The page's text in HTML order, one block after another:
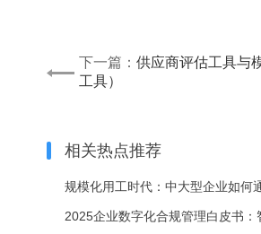
下一篇： 供应商评估工具与
工具）
相关热点推荐
规模化用工时代：中大型企业如何